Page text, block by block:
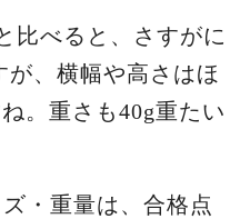
比べると、さすがに
、横幅や高さはほ
。重さも40g重たい
・重量は、合格点